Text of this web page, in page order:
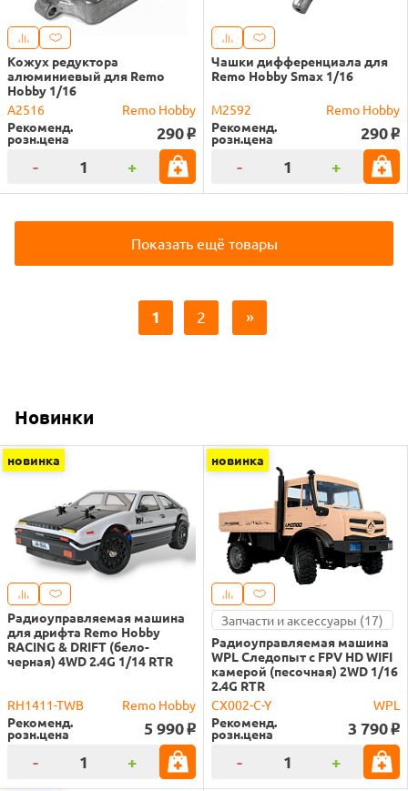
Кожух редуктора
алюминиевый для Remo
Hobby 1/16
A2516
Remo Hobby
Рекоменд.
розн.цена 290 o
- +
Чашки дифференциала для
Remo Hobby Smax 1/16
M2592
Remo Hobby
Рекоменд.
розн.цена 290 o
- +
Показать ещё товары
1 2 »
Новинки
новинка
Радиоуправляемая машина
для дрифта Remo Hobby
RACING & DRIFT (бело-
черная) 4WD 2.4G 1/14 RTR
RH1411-TWB
Remo Hobby
Рекоменд.
розн.цена 5 990 o
- +
новинка
Запчасти и аксессуары (17)
Радиоуправляемая машина
WPL Следопыт с FPV HD WIFI
камерой (песочная) 2WD 1/16
2.4G RTR
CX002-C-Y
WPL
Рекоменд.
розн.цена 3 790 o
- +